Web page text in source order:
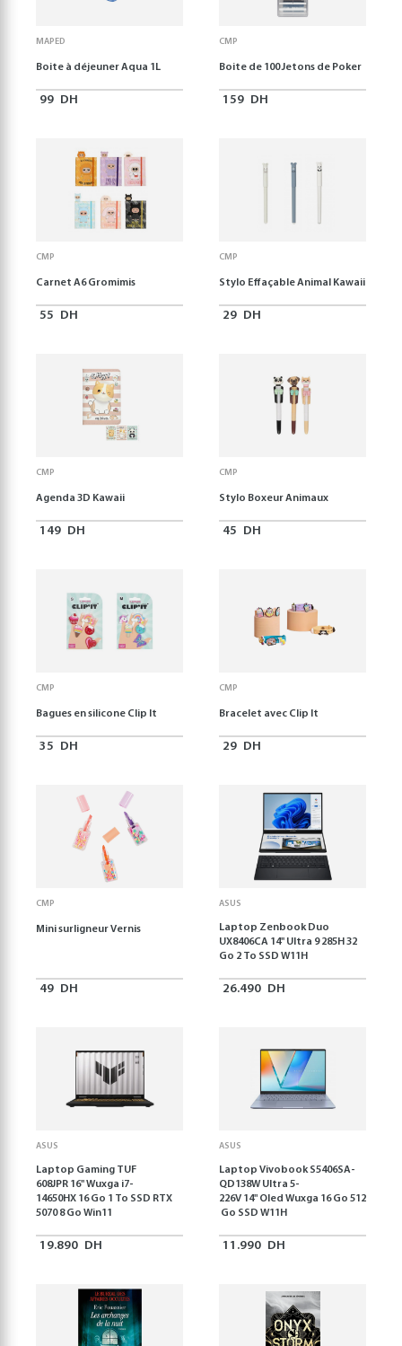
MAPED
Boite à déjeuner Aqua 1L
99 DH
CMP
Boite de 100 Jetons de Poker
159 DH
CMP
Carnet A6 Gromimis
55 DH
CMP
Stylo Effaçable Animal Kawaii
29 DH
CMP
Agenda 3D Kawaii
149 DH
CMP
Stylo Boxeur Animaux
45 DH
CMP
Bagues en silicone Clip It
35 DH
CMP
Bracelet avec Clip It
29 DH
CMP
Mini surligneur Vernis
49 DH
ASUS
Laptop Zenbook Duo
UX8406CA 14'' Ultra 9 285H 32
Go 2 To SSD W11H
26.490 DH
ASUS
Laptop Gaming TUF
608JPR 16'' Wuxga i7-
14650HX 16 Go 1 To SSD RTX
5070 8 Go Win11
19.890 DH
ASUS
Laptop Vivobook S5406SA-
QD138W Ultra 5-
226V 14" Oled Wuxga 16 Go 512
Go SSD W11H
11.990 DH